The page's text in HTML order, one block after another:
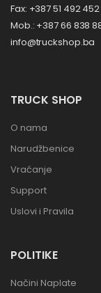
Fax: +387 51 492 452
Mob.: +387 66 838
info@truckshop.ba
TRUCK SHOP
O nama
Narudžbenice
Vraćanje
Support
Uslovi i Pravila
POLITIKE
Načini Naplate